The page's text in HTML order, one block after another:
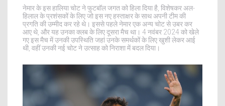
नेमार के इस हालिया चोट ने फुटबॉल जगत को हिला दिया है, विशेषकर अल-
हिलाल के प्रशंसकों के लिए जो इस नए हस्ताक्षर के साथ अपनी टीम की
प्रगति की उम्मीद कर रहे थे। इससे पहले नेमार एक अन्य चोट से उबर कर
आए थे, और यह उनका क्लब के लिए दूसरा मैच था। 4 नवंबर 2024 को खेले
गए इस मैच में उनकी उपस्थिति जहां उनके समर्थकों के लिए खुशी लेकर आई
थी, वहीं उनकी नई चोट ने उत्साह को निराशा में बदल दिया।